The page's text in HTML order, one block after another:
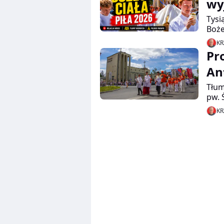
pw.
lat,